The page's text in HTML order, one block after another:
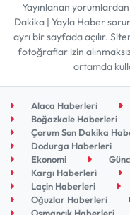
Yayınlanan
Dakika | Yayla Haber
ayrı bir sayfada açılır.
fotoğraflar izin
ortamda
Alaca Haberleri
Boğazkale Haberleri
Çorum Son Dakika
Dodurga Haberleri
Ekonomi
Kargı Haberleri
Laçin Haberleri
Oğuzlar Haberleri